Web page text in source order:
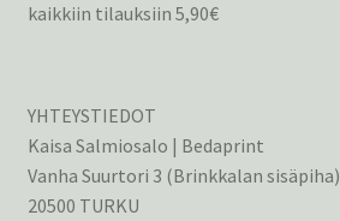
kaikkiin tilauksiin 5,90€
YHTEYSTIEDOT
Kaisa Salmiosalo | Bedaprint
Vanha Suurtori 3 (Brinkkalan sisäpiha)
20500 TURKU